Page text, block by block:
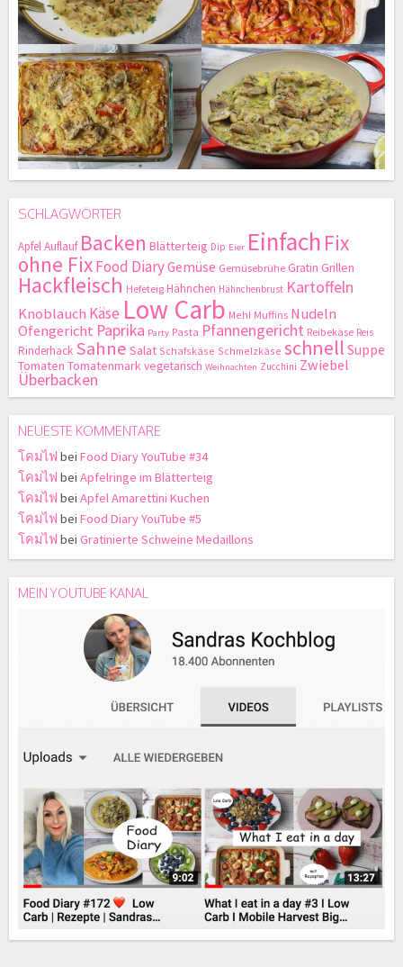
SCHLAGWÖRTER
ApfelAuflauf Backen Blätterteig Dip Eier Einfach Fix
ohne FixFood DiaryGemüse Gemüsebrühe Gratin Grillen
Hackfleisch Hefeteig Hähnchen Hähnchenbrust Kartoffeln
Knoblauch Käse Low Carb Mehl Muffins Nudeln
Ofengericht Paprika Party Pasta Pfannengericht Reibekäse Reis
Rinderhack Sahne Salat Schafskäse Schmelzkäse schnell Suppe
Tomaten Tomatenmarkvegetarisch Weihnachten Zucchini Zwiebel
Überbacken
NEUESTE KOMMENTARE
โคมไฟ bei Food Diary YouTube #34
โคมไฟ bei Apfelringe im Blätterteig
โคมไฟ bei Apfel Amarettini Kuchen
โคมไฟ bei Food Diary YouTube #5
โคมไฟ bei Gratinierte Schweine Medaillons
MEIN YOUTUBE KANAL